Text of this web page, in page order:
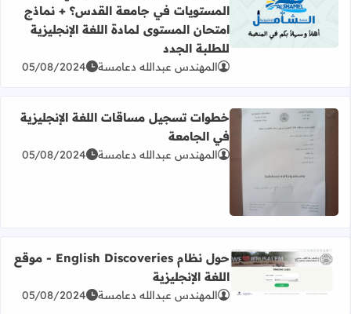
اقرأ المزيد عن ما هو امتحان المستوى؟ وما هي المستويات
المستويات في جامعة القدس؟ + نماذج
امتحان المستوى لمادة اللغة الإنجليزية
للطلبة الجدد
المهندس عبدالله دعامسة 05/08/2024
خطوات تسجيل مساقات اللغة الإنجليزية
في الجامعة
المهندس عبدالله دعامسة 05/08/2024
اقرأ المزيد عن حول نظام English Discoveries - موقع اللغة الإنجليزية
حول نظام English Discoveries - موقع
اللغة الإنجليزية
المهندس عبدالله دعامسة 05/08/2024